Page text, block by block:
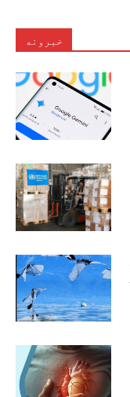
خبرونه